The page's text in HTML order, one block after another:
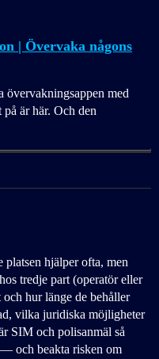
| Övervaka någons
övervakningsappen med
är här. Och den
hjälper ofta, men
tredje part (operatör eller
hur länge de behåller
vilka juridiska möjligheter
SIM och polisanmäl så
— och beakta risken om